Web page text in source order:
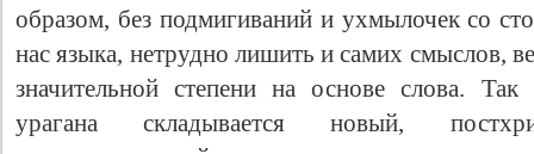
образом, без подмигиваний и ухмылочек со
нас языка, нетрудно лишить и самих смыслов,
значительной степени на основе слова.
урагана складывается новый,